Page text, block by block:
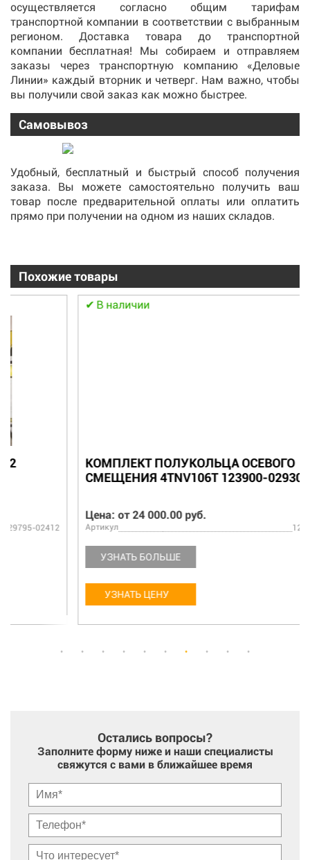
осуществляется согласно общим тарифам
транспортной компании в соответствии с выбранным
регионом. Доставка товара до транспортной
компании бесплатная! Мы собираем и отправляем
заказы через транспортную компанию «Деловые
Линии» каждый вторник и четверг. Нам важно, чтобы
вы получили свой заказ как можно быстрее.
Самовывоз
Удобный, бесплатный и быстрый способ получения
заказа. Вы можете самостоятельно получить ваш
товар после предварительной оплаты или оплатить
прямо при получении на одном из наших складов.
Похожие товары
КОМПЛЕКТ ПОЛУКОЛЬЦА ОСЕВОГО
СМЕЩЕНИЯ 4TNV106T 123900-02930
Цена: от 24 000.00 руб.
Артикул
УЗНАТЬ БОЛЬШЕ
Остались вопросы?
Заполните форму ниже и наши специалисты
свяжутся с вами в ближайшее время